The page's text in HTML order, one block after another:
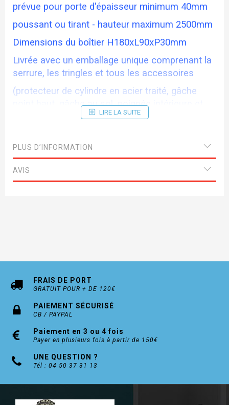
prévue pour porte d'épaisseur minimum 40mm
poussant ou tirant - hauteur maximum 2500mm
Dimensions du boîtier H180xL90xP30mm
Livrée avec un emballage unique comprenant la
serrure, les tringles et tous les accessoires
(protecteur de cylindre en acier traité, gâche
point haut, gâche au sol, poignée intérieure et
Caratéristiques techniques:
Entraxe 70mm, carré poignée 7mm
LIRE LA SUITE
PLUS D’INFORMATION
AVIS
FRAIS DE PORT
GRATUIT POUR + DE 120€
PAIEMENT SÉCURISÉ
CB / PAYPAL
Paiement en 3 ou 4 fois
Payer en plusieurs fois à partir de 150€
UNE QUESTION ?
Tél : 04 50 37 31 13